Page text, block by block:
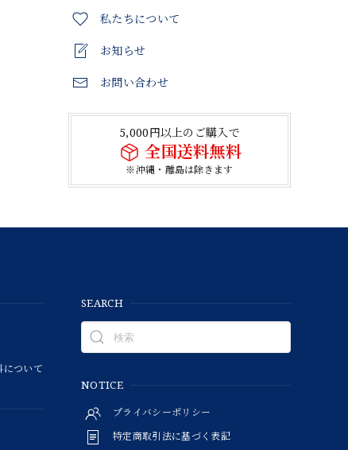
私たちについて
お知らせ
お問い合わせ
5,000円以上のご購入で
全国送料無料
※沖縄・離島は除きます
について
SEARCH
NOTICE
プライバシーポリシー
特定商取引法に基づく表記